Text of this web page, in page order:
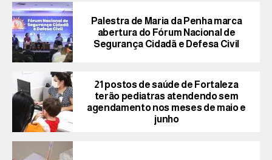
Palestra de Maria da Penha marca
abertura do Fórum Nacional de
Segurança Cidadã e Defesa Civil
21 postos de saúde de Fortaleza
terão pediatras atendendo sem
agendamento nos meses de maio e
junho